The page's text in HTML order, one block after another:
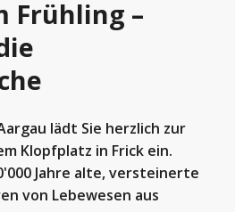
Frühling –
lädt Sie herzlich zur
Klopfplatz in Frick ein.
Jahre alte, versteinerte
von Lebewesen aus